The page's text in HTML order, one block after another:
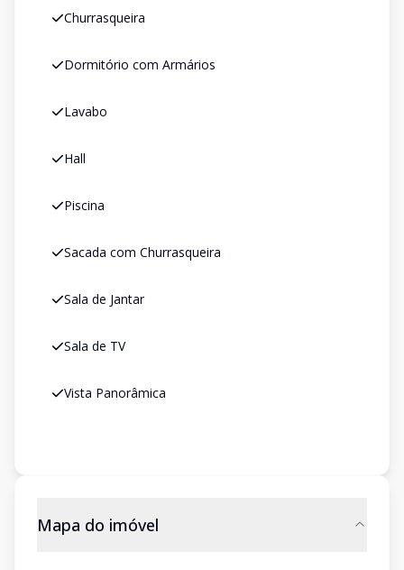
Churrasqueira
Dormitório com Armários
Lavabo
Hall
Piscina
Sacada com Churrasqueira
Sala de Jantar
Sala de TV
Vista Panorâmica
Mapa do imóvel